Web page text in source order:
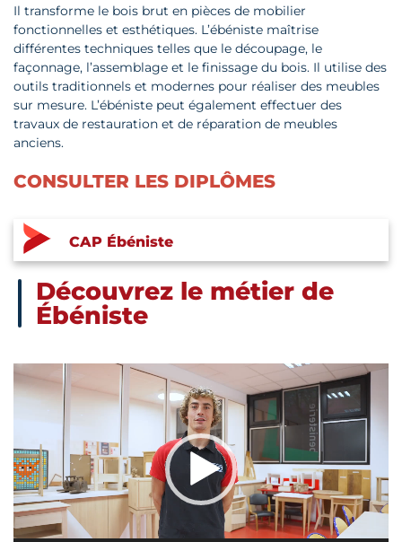
Il transforme le bois brut en pièces de mobilier
fonctionnelles et esthétiques. L’ébéniste maîtrise
différentes techniques telles que le découpage, le
façonnage, l’assemblage et le finissage du bois. Il utilise des
outils traditionnels et modernes pour réaliser des meubles
sur mesure. L’ébéniste peut également effectuer des
travaux de restauration et de réparation de meubles
anciens.
CONSULTER LES DIPLÔMES
CAP Ébéniste
Découvrez le métier de
Ébéniste
Lecteur
vidéo